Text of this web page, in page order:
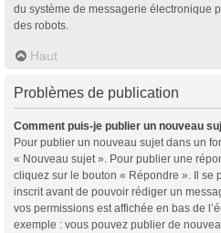
du système de messagerie électronique
des robots.
Haut
Problèmes de publication
Comment puis-je publier un nouveau
Pour publier un nouveau sujet dans un
« Nouveau sujet ». Pour publier une
cliquez sur le bouton « Répondre ». Il se
inscrit avant de pouvoir rédiger un
vos permissions est affichée en bas de
exemple : vous pouvez publier de